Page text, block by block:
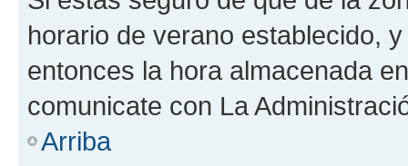
horario de verano establecido,
entonces la hora almacenada
comunicate con La
Arriba